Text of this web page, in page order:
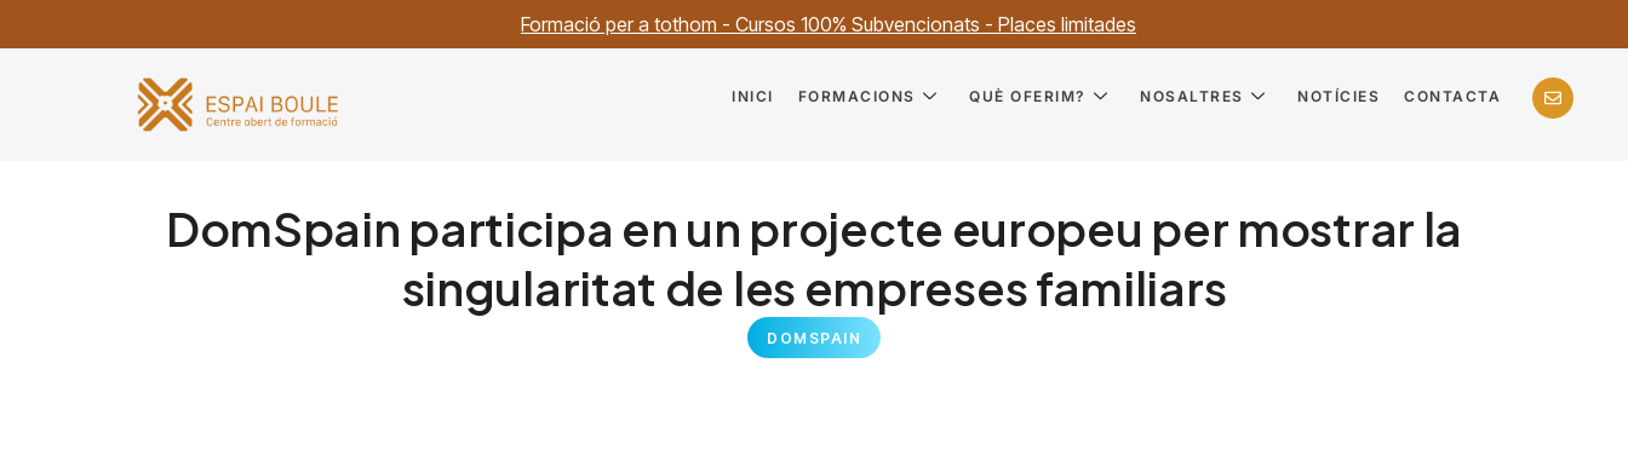
Formació per a tothom - Cursos 100% Subvencionats - Places limitades
INICI FORMACIONS QUÈ OFERIM? NOSALTRES NOTÍCIES CONTACTA
DomSpain participa en un projecte europeu per mostrar la
singularitat de les empreses familiars
DOMSPAIN